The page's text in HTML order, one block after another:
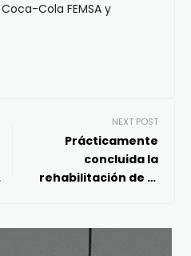
Cola FEMSA y
NEXT POST
Prácticamente
concluida la
rehabilitación de la